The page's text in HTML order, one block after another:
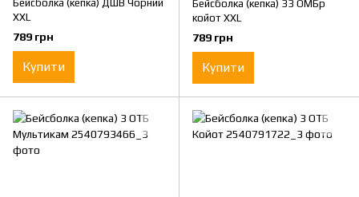
Бейсболка (кепка) ДШВ Чорний
XXL
789 грн
Купити
Бейсболка (кепка) 33 ОМБр
койот XXL
789 грн
Купити